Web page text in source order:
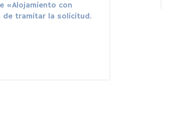
«Alojamiento con
de tramitar la solicitud.